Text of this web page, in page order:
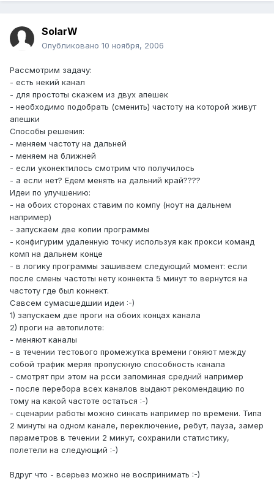
SolarW
Опубликовано 10 ноября, 2006
Рассмотрим задачу:
- есть некий канал
- для простоты скажем из двух апешек
- необходимо подобрать (сменить) частоту на которой живут
апешки
Способы решения:
- меняем частоту на дальней
- меняем на ближней
- если уконектилось смотрим что получилось
- а если нет? Едем менять на дальний край????
Идеи по улучшению:
- на обоих сторонах ставим по компу (ноут на дальнем
например)
- запускаем две копии программы
- конфигурим удаленную точку используя как прокси команд
комп на дальнем конце
- в логику программы зашиваем следующий момент: если
после смены частоты нету коннекта 5 минут то вернутся на
частоту где был коннект.
Савсем сумасшедшии идеи :-)
1) запускаем две проги на обоих концах канала
2) проги на автопилоте:
- меняют каналы
- в течении тестового промежутка времени гоняют между
собой трафик меряя пропускную способность канала
- смотрят при этом на рсси запоминая средний например
- после перебора всех каналов выдают рекомендацию по
тому на какой частоте остаться :-)
- сценарии работы можно синкать например по времени. Типа
2 минуты на одном канале, переключение, ребут, пауза, замер
параметров в течении 2 минут, сохранили статистику,
полетели на следующий :-)
Вдруг что - всерьез можно не воспринимать :-)